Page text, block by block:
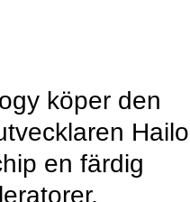
köper den
en färdig